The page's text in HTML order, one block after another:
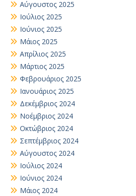
Αύγουστος 2025
Ιούλιος 2025
Ιούνιος 2025
Μάιος 2025
Απρίλιος 2025
Μάρτιος 2025
Φεβρουάριος 2025
Ιανουάριος 2025
Δεκέμβριος 2024
Νοέμβριος 2024
Οκτώβριος 2024
Σεπτέμβριος 2024
Αύγουστος 2024
Ιούλιος 2024
Ιούνιος 2024
Μάιος 2024